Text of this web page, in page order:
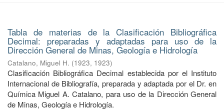
Tabla de materias de la Clasificación Bibliográfica
Decimal: preparadas y adaptadas para uso de la
Dirección General de Minas, Geología e Hidrología
Catalano, Miguel H. (1923, 1923)
Clasificación Bibliográfica Decimal establecida por el Instituto
Internacional de Bibliografía, preparada y adaptada por el Dr. en
Química Miguel A. Catalano, para uso de la Dirección General
de Minas, Geología e Hidrología.